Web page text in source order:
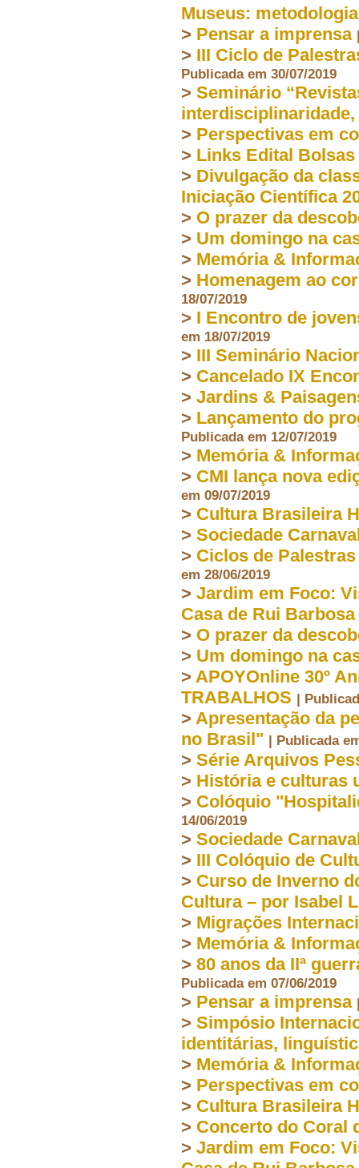
Museus:
> Pensar a imprensa
> III Ciclo de
Publicada em 30/07/2019
> Seminário
> Perspectivas em
> Links Edital Bolsas
> Divulgação da
Iniciação Científica
> O prazer da
> Um domingo na
> Memória &
> Homenagem ao
18/07/2019
> I Encontro de
em 18/07/2019
> III Seminário
> Cancelado IX
> Jardins &
> Lançamento do
Publicada em 12/07/2019
> Memória &
> CMI lança nova
em 09/07/2019
> Cultura Brasileira
> Sociedade
> Ciclos de
em 28/06/2019
> Jardim em Foco:
Casa de Rui Barbosa
> O prazer da
> Um domingo na
> APOYOnline 30º
TRABALHOS |
> Apresentação da
no Brasil" | Publicada
> Série Arquivos
> História e culturas
> Colóquio
14/06/2019
> Sociedade
> III Colóquio de
> Curso de Inverno
Cultura – por Isabel
> Migrações
> Memória &
> 80 anos da IIª
Publicada em 07/06/2019
> Pensar a imprensa
> Simpósio
identitárias,
> Memória &
> Perspectivas em
> Cultura Brasileira
> Concerto do Coral
> Jardim em Foco: